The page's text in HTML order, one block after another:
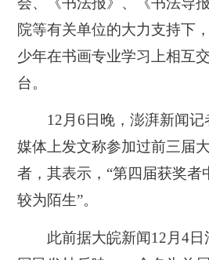
院等有关单位的大力支持下
少年在书画专业学习上相互
台。
12月6日晚，澎湃新闻记
媒体上发文称参加过前三届
者，其表示，“第四届获奖者
较为陌生”。
此前据大皖新闻12月4日